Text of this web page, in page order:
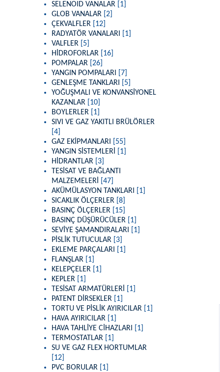
SELENOID VANALAR
[1]
GLOB VANALAR [2]
ÇEKVALFLER
[12]
RADYATÖR VANALARI
[1]
VALFLER
[5]
HİDROFORLAR
[16]
POMPALAR [26]
YANGIN POMPALARI
[7]
GENLEŞME TANKLARI
[5]
YOĞUŞMALI VE KONVANSİYONEL
KAZANLAR
[10]
BOYLERLER
[1]
SIVI VE GAZ YAKITLI BRÜLÖRLER
[4]
GAZ EKİPMANLARI
[55]
YANGIN SİSTEMLERİ
[1]
HİDRANTLAR
[3]
TESİSAT VE BAĞLANTI
MALZEMELERİ
[47]
AKÜMÜLASYON TANKLARI
[1]
SICAKLIK ÖLÇERLER [8]
BASINÇ ÖLÇERLER
[15]
BASINÇ DÜŞÜRÜCÜLER
[1]
SEVİYE ŞAMANDIRALARI
[1]
PİSLİK TUTUCULAR
[3]
EKLEME PARÇALARI
[1]
FLANŞLAR
[1]
KELEPÇELER
[1]
KEPLER
[1]
TESİSAT ARMATÜRLERİ
[1]
PATENT DİRSEKLER
[1]
TORTU VE PİSLİK AYIRICILAR
[1]
HAVA AYIRICILAR
[1]
HAVA TAHLİYE CİHAZLARI
[1]
TERMOSTATLAR
[1]
SU VE GAZ FLEX HORTUMLAR
[12]
PVC BORULAR
[1]